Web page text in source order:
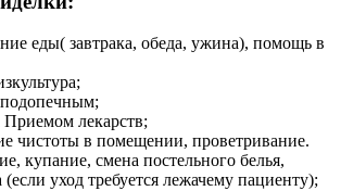
еды( завтрака, обеда, ужина), помощь в
Приемом лекарств;
чистоты в помещении, проветривание.
купание, смена постельного белья,
(если уход требуется лежачему пациенту);